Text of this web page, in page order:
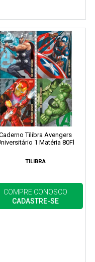
Tilibra Avengers
1 Matéria 80Fl
TILIBRA
COMPRE CONOSCO
CADASTRE-SE